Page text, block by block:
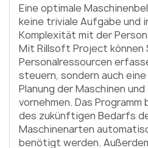
Eine optimale
keine triviale Aufgabe und
Komplexität mit der
Mit Rillsoft Project können
Personalressourcen
steuern, sondern auch
Planung der Maschinen
vornehmen. Das
des zukünftigen Bedarfs
Maschinenarten
benötigt werden.